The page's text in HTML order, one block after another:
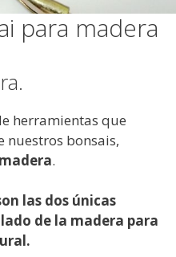
para madera
herramientas que
nuestros bonsais,
.
las dos únicas
de la madera para